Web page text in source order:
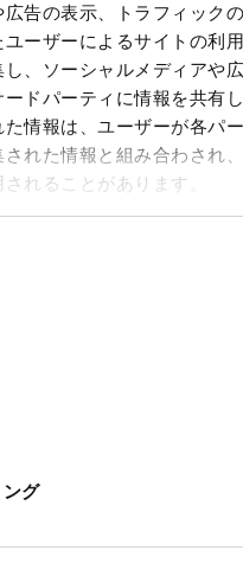
広告の表示、トラフィック
ユーザーによるサイトの利
、ソーシャルメディアや
ドパーティに情報を共有
た情報は、ユーザーが各パ
された情報と組み合わされ
れることがあります。
グ
うにしました。
バーサルデザインに対応
の認識および、点灯時の
4安全色に対応。危険時や
明確・鮮明で、より多くの